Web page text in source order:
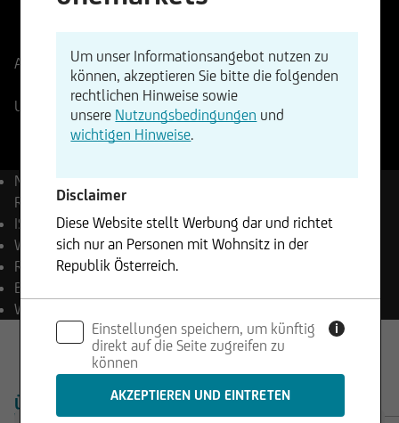
Aktueller Stand7753,38PunkteÄnderung
+0,56%+43,66
UniCredit Realtime Indikation07.08.2026 - 21:59
Name
S&P 500® (Price
Return) Index
ISIN
US78378X1072
WKN
A0AET0
Reuters .SPX
Bloomberg
Währung
ÜBERSICHT PRODUKTE
Um unser Informationsangebot nutzen zu
können, akzeptieren Sie bitte die folgenden
rechtlichen Hinweise sowie
unsere Nutzungsbedingungen und
wichtigen Hinweise.
Disclaimer
Diese Website stellt Werbung dar und richtet
sich nur an Personen mit Wohnsitz in der
Republik Österreich.
Angebot noch eine Aufforderung zum Kauf oder
Verkauf von Wertpapieren dar und dürfen nicht
in Rechtsordnungen genutzt werden, in denen
dies unzulässig ist.
Einstellungen speichern, um künftig
direkt auf die Seite zugreifen zu
können
i